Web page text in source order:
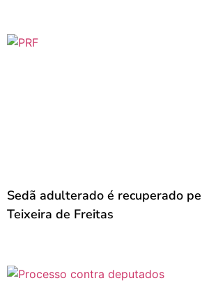
Sedã adulterado é recuperado
Teixeira de Freitas